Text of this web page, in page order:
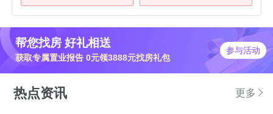
帮您找房 好礼相送
获取专属置业报告 0元领3888元找房礼包
参与活动
热点资讯 更多